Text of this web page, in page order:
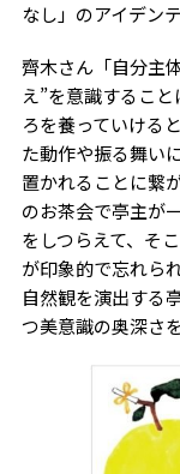
なし」のアイデン
齊木さん「自分主
え”を意識するこ
ろを養っていける
た動作や振る舞い
置かれることに繋
のお茶会で亭主が
をしつらえて、そ
が印象的で忘れら
自然観を演出する
つ美意識の奥深さ